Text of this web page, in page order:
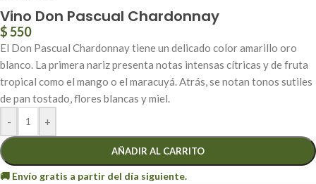
Vino Don Pascual Chardonnay
$550
El Don Pascual Chardonnay tiene un delicado color amarillo oro
blanco. La primera nariz presenta notas intensas cítricas y de fruta
tropical como el mango o el maracuyá. Atrás, se notan tonos sutiles
de pan tostado, flores blancas y miel.
-
+
AÑADIR AL CARRITO